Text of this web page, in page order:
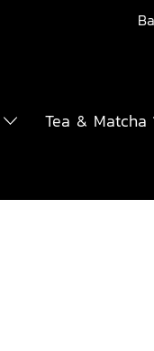
Tea & Matcha